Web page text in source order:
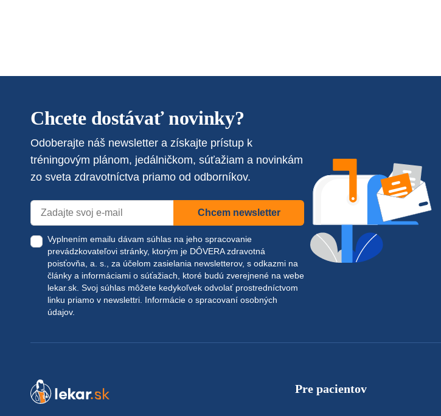
Chcete dostávať novinky?
Odoberajte náš newsletter a získajte prístup k
tréningovým plánom, jedálničkom, súťažiam a novinkám
zo sveta zdravotníctva priamo od odborníkov.
Chcem newsletter
Vyplnením emailu dávam súhlas na jeho spracovanie
prevádzkovateľovi stránky, ktorým je DÔVERA zdravotná
poisťovňa, a. s., za účelom zasielania newsletterov, s odkazmi na
články a informáciami o súťažiach, ktoré budú zverejnené na webe
lekar.sk . Svoj súhlas môžete kedykoľvek odvolať prostredníctvom
linku priamo v newslettri. Informácie o spracovaní osobných
údajov.
Pre pacientov